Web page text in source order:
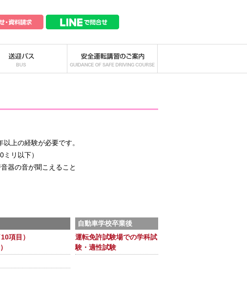
上の経験が必要です。
リ以下）
器の音が聞こえること
項目）
自動車学校卒業後
運転免許試験場での学科試
験・適性試験